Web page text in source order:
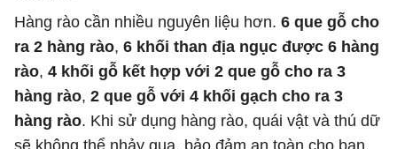
Hàng rào cần nhiều nguyên liệu hơn. 6 que gỗ cho
ra 2 hàng rào, 6 khối than địa ngục được 6 hàng
rào, 4 khối gỗ kết hợp với 2 que gỗ cho ra 3
hàng rào, 2 que gỗ với 4 khối gạch cho ra 3
hàng rào. Khi sử dụng hàng rào, quái vật và thú dữ
sẽ không thể nhảy qua, bảo đảm an toàn cho bạn.